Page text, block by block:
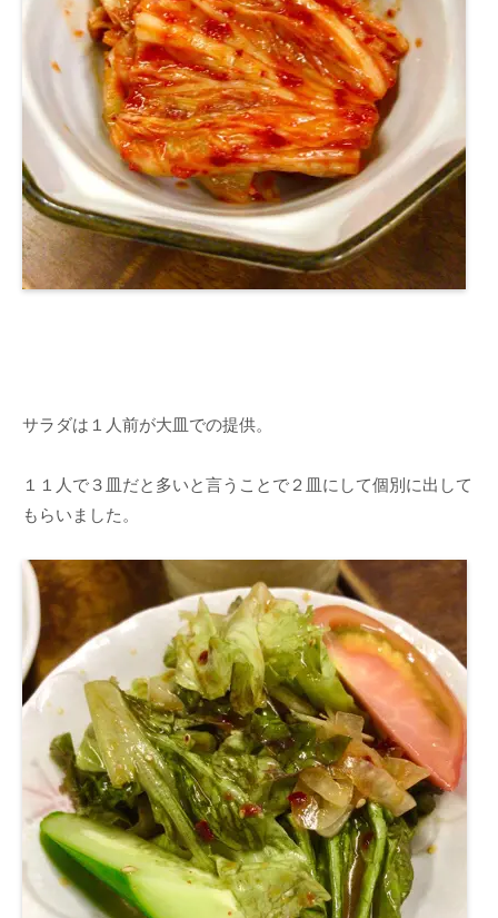
サラダは１人前が大皿での提供。
１１人で３皿だと多いと言うことで２皿にして個別に出して
もらいました。